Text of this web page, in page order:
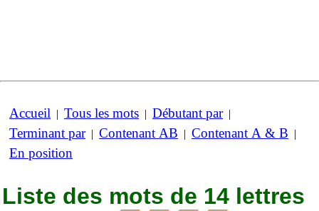
Accueil | Tous les mots | Débutant par|
Terminant par| Contenant AB | Contenant A & B |
En position
Liste des mots de 14 lettres